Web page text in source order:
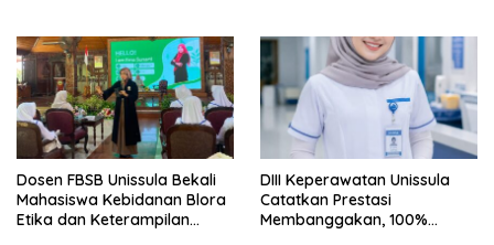
Dosen FBSB Unissula Bekali
Mahasiswa Kebidanan Blora
Etika dan Keterampilan
DIII Keperawatan Unissula
Catatkan Prestasi
Membanggakan, 100%